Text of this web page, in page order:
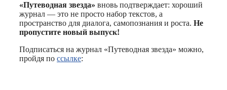
«Путеводная звезда» вновь подтверждает: хороший
журнал — это не просто набор текстов, а
пространство для диалога, самопознания и роста. Не
пропустите новый выпуск!
Подписаться на журнал «Путеводная звезда» можно,
пройдя по ссылке: